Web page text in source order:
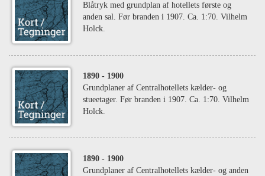
Blåtryk med grundplan af hotellets første og
anden sal. Før branden i 1907. Ca. 1:70. Vilhelm
Holck.
1890 - 1900
Grundplaner af Centralhotellets kælder- og
stueetager. Før branden i 1907. Ca. 1:70. Vilhelm
Holck.
1890 - 1900
Grundplaner af Centralhotellets kælder- og anden